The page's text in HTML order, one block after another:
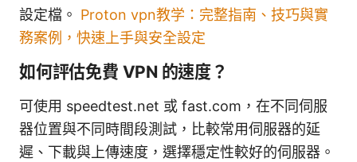
設定檔。 Proton vpn教学：完整指南、技巧與實
務案例，快速上手與安全設定
如何評估免費 VPN 的速度？
可使用 speedtest.net 或 fast.com，在不同伺服
器位置與不同時間段測試，比較常用伺服器的延
遲、下載與上傳速度，選擇穩定性較好的伺服器。